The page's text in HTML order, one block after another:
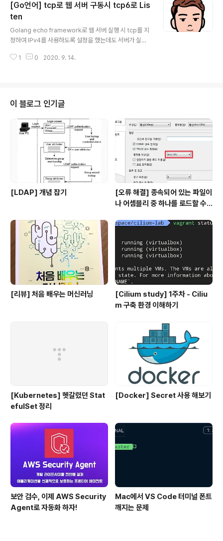
d_at,omitempty" bson:"modified_at,omitempt
y"` } type Sample struct { Inner } 이 때 marshaling
을 수행하면 json의 경우에는 아래와 같이 원하는 대로 변
환 된다...
[Go언어] tcp로 웹 서버 구동시 tcp6로 Lis
ten
Golang echo framework로 웹 서버 실행 시 tcp를 지
정하여 IPv4를 사용하도록 설정을 했는데도 서버가 실행
있다. netstat -anp | grep 8080 (Not all processe
ACL이 허용된 다른 서버에서 telnet으로 접근을 시도하
면 정상적으로 접근이 된다. telnet 10.0.13.35 8080 Tr
ying 10.0.13.35... Connected t..
1 0 2020. 9. 14.
이 블로그 인기글
[LDAP] 개념 잡기
[오류 해결] 종속되어 있는 파일이
나 어셈블리 중 하나를 로드할 수
[리뷰] 처음 배우는 머신러닝
[Cilium study] 1주차 - Ciliu
m 구축 환경 이해하기
[Kubernetes] 헷갈렸던 Stat
efulSet 정리
[Docker] Secret 사용 해보기
보안 검수, 이제 AWS Security
Agent로 자동화 하자!
Mac에서 VS Code 터미널 폰트
깨지는 문제